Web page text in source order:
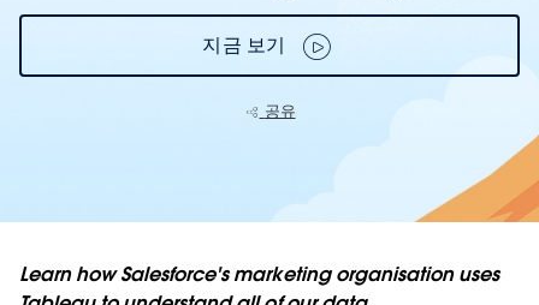
지금 보기
공유
Learn how Salesforce's marketing organisation uses